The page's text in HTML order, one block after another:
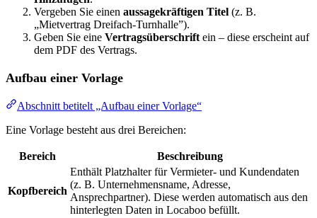
Vergeben Sie einen aussagekräftigen Titel (z. B.
„Mietvertrag Dreifach-Turnhalle”).
Geben Sie eine Vertragsüberschrift ein – diese erscheint auf
dem PDF des Vertrags.
Aufbau einer Vorlage
Abschnitt betitelt „Aufbau einer Vorlage“
Eine Vorlage besteht aus drei Bereichen:
Bereich Beschreibung
Kopfbereich
Enthält Platzhalter für Vermieter- und Kundendaten
(z. B. Unternehmensname, Adresse,
Ansprechpartner). Diese werden automatisch aus den
hinterlegten Daten in Locaboo befüllt.